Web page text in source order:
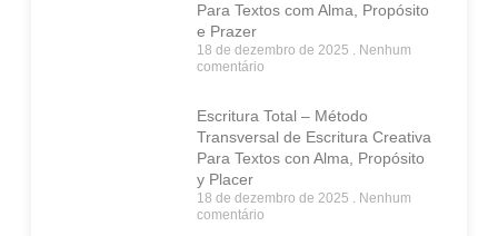
Para Textos com Alma, Propósito
e Prazer
18 de dezembro de 2025
Nenhum
comentário
Escritura Total – Método
Transversal de Escritura Creativa
Para Textos con Alma, Propósito
y Placer
18 de dezembro de 2025
Nenhum
comentário